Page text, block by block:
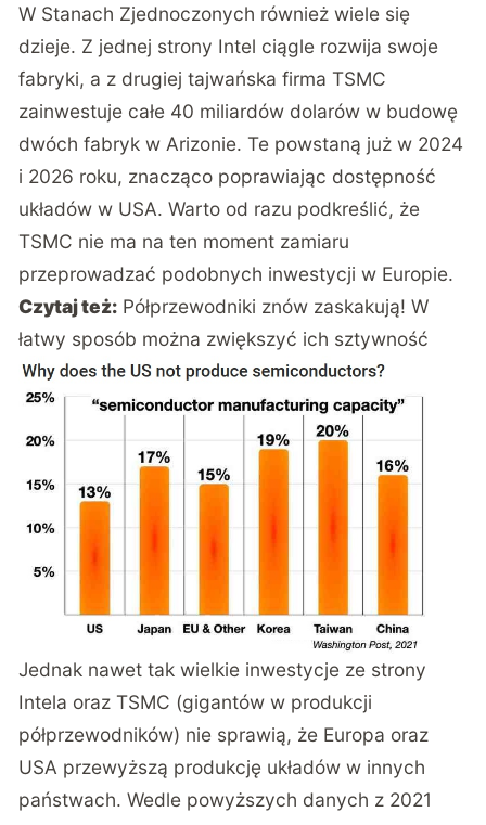
W Stanach Zjednoczonych również wiele się
dzieje. Z jednej strony Intel ciągle rozwija swoje
fabryki, a z drugiej tajwańska firma TSMC
zainwestuje całe 40 miliardów dolarów w budowę
dwóch fabryk w Arizonie. Te powstaną już w 2024
i 2026 roku, znacząco poprawiając dostępność
układów w USA. Warto od razu podkreślić, że
TSMC nie ma na ten moment zamiaru
przeprowadzać podobnych inwestycji w Europie.
Czytaj też: Półprzewodniki znów zaskakują! W
łatwy sposób można zwiększyć ich sztywność
Jednak nawet tak wielkie inwestycje ze strony
Intela oraz TSMC (gigantów w produkcji
półprzewodników) nie sprawią, że Europa oraz
USA przewyższą produkcję układów w innych
państwach. Wedle powyższych danych z 2021